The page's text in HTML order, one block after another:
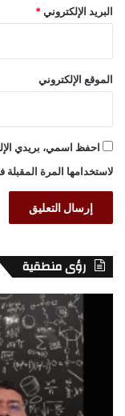
البريد الإلكتروني *
الموقع الإلكتروني
احفظ اسمي، بريدي
لاستخدامها المرة المقبلة
رؤى منطقية